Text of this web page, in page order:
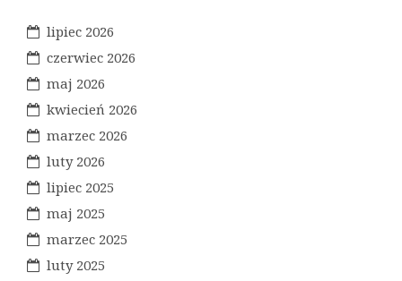
lipiec 2026
czerwiec 2026
maj 2026
kwiecień 2026
marzec 2026
luty 2026
lipiec 2025
maj 2025
marzec 2025
luty 2025